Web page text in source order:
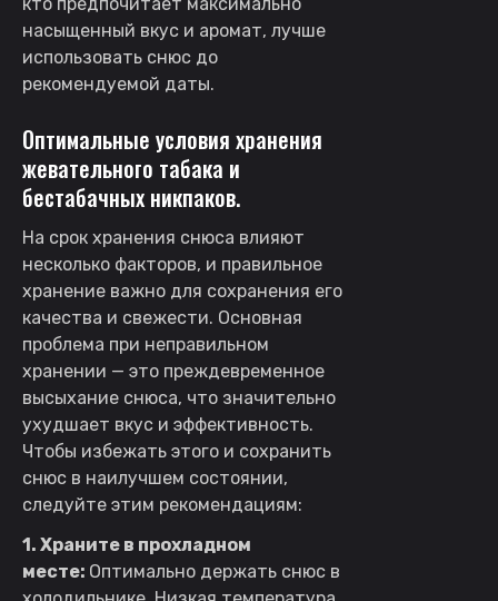
насыщенный вкус и аромат, лучше
использовать снюс до
рекомендуемой даты.
Оптимальные условия хранения
жевательного табака и
бестабачных никпаков.
На срок хранения снюса влияют
несколько факторов, и правильное
хранение важно для сохранения его
качества и свежести. Основная
проблема при неправильном
хранении — это преждевременное
высыхание снюса, что значительно
ухудшает вкус и эффективность.
Чтобы избежать этого и сохранить
снюс в наилучшем состоянии,
следуйте этим рекомендациям:
1. Храните в прохладном
месте: Оптимально держать снюс в